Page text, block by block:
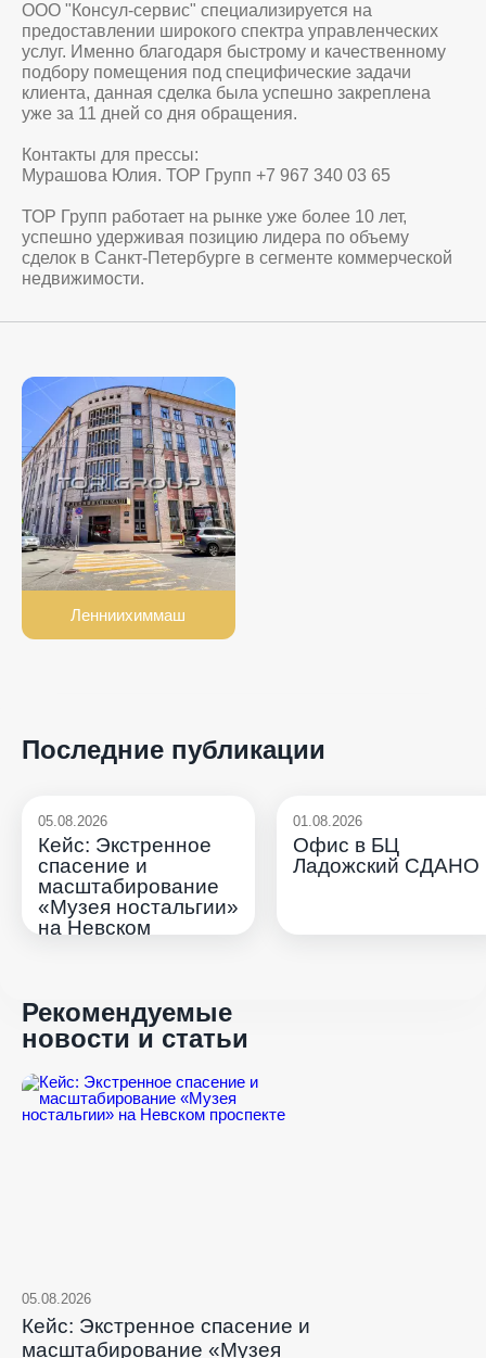
ООО "Консул-сервис" специализируется на
предоставлении широкого спектра управленческих
услуг. Именно благодаря быстрому и качественному
подбору помещения под специфические задачи
клиента, данная сделка была успешно закреплена
уже за 11 дней со дня обращения.
Контакты для прессы:
Мурашова Юлия. ТОР Групп +7 967 340 03 65
ТОР Групп работает на рынке уже более 10 лет,
успешно удерживая позицию лидера по объему
сделок в Санкт-Петербурге в сегменте коммерческой
недвижимости.
Ленниихиммаш
Последние публикации
05.08.2026
Кейс: Экстренное
спасение и
масштабирование
«Музея ностальгии»
на Невском
01.08.2026
Офис в БЦ
Ладожский СДАНО
Рекомендуемые
новости и статьи
05.08.2026
Кейс: Экстренное спасение и
масштабирование «Музея